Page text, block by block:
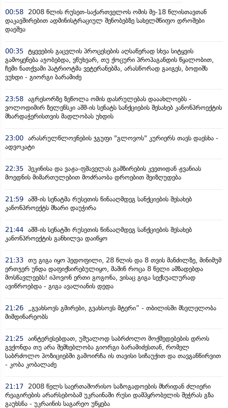
00:58
2008 წლის რუსეთ-საქართველოს ომის მე-18 წლისთავთან
დაკავშირებით ადმინისტრაციულ შენობებზე სახელმწიფო დროშები
დაეშვა
00:35 ტყვეების გაცვლის პროცესების აღსაწერად სხვა სიტყვის
გამოყენება აჯობებდა, ვწუხვარ, თუ ქოცური პროპაგანდის წყალობით,
ჩემი ნათქვამი პატრიოტმა ვეტერანებმა, არასწორად გაიგეს, ბოდიშს
ვუხდი - გიორგი ბარამიძე
23:58 აგრესორზე ზეწოლა ომის დასრულებას დააახლოებს -
ვოლოდიმირ ზელენსკი აშშ-ის სენატს სანქციების შესახებ კანონპროექტის
მხარდაჭერისთვის მადლობას უხდის
23:00 არასრულწლოვნების ჯგუფი "გლოვოს" კურიერს თავს დაესხა -
ადვოკატი
22:35 პეკინისა და ვაჟა-ფშაველას გამზირების კვეთიდან ჟვანიას
მოედნის მიმართულებით მოძრაობა დროებით შეიზღუდება
21:59 აშშ-ის სენატმა რუსეთის წინააღმდეგ სანქციების შესახებ
კანონპროექტს მხარი დაუჭირა
21:44 აშშ-ის სენატში რუსეთის წინააღმდეგ სანქციების შესახებ
კანონპროექტის განხილვა დაიწყო
21:33 თუ გიგა იყო პედოფილი, 28 წლის და 8 თვის მანძილზე, მინიმუმ
ერთჯერ უნდა დაფიქსირებულიყო, მაშინ როცა 8 წელი ამზადებდა
მოსწავლეებს! იპოვონ ერთი გოგონა, ვისაც გიგა სექსუალურად
ავიწროებდა - გიგა ავალიანის დედა
21:26
„გვახსოვს გმირები, გვახსოვს მტერი” - თბილისში მსვლელობა
მიმდინარეობს
21:25 აინტერესებდათ, უშუალოდ საბრძოლო მოქმედებების დროს
გვქონდა თუ არა შემხებლობა გიორგი ბარამიძესთან, რომელ
საბრძოლო პოზიციებში გამოირჩა ის თავისი სიჩაუქით და თავგანწირვით
- კობა კობალაძე
21:17
2008 წელს საერთაშორისო საზოგადოების მხრიდან ძლიერი
რეაგირების არარსებობამ უკრაინაში რუსი დამპყრობელის შეჭრას გზა
გაუხსნა - უკრაინის საგარეო უწყება